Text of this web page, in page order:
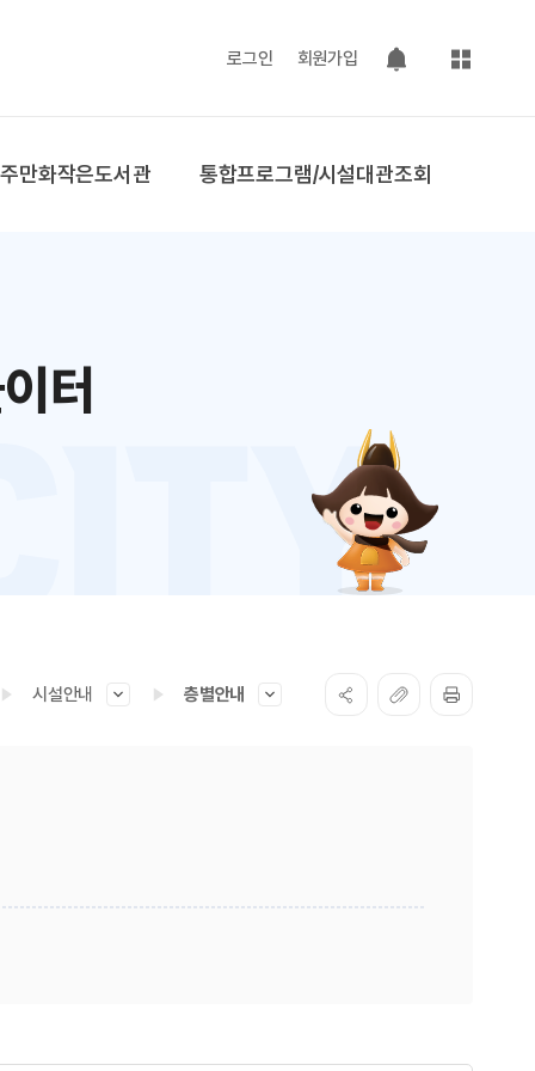
로그인 회원가입
팝업 열기
사이트맵
만화작은도서관 통합프로그램/시설대관조회
터
시설안내 층별안내